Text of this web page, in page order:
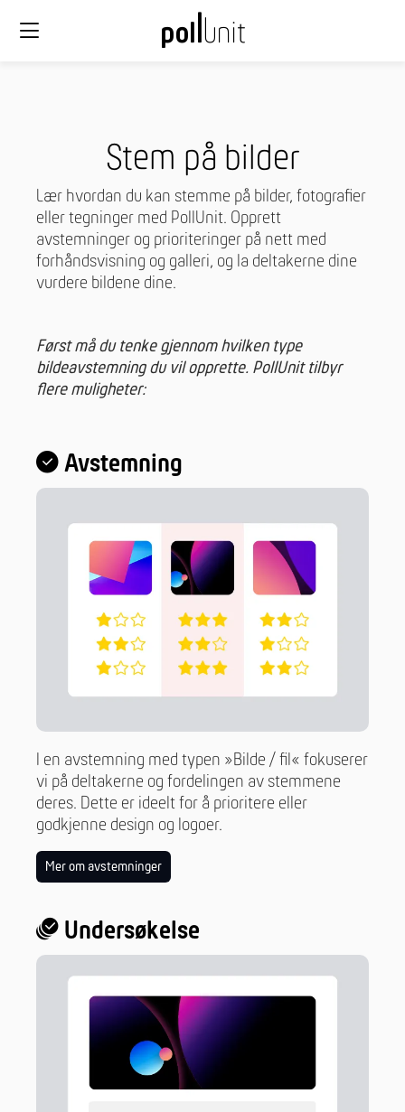
Stem på bilder
Lær hvordan du kan stemme på bilder, fotografier
eller tegninger med PollUnit. Opprett
avstemninger og prioriteringer på nett med
forhåndsvisning og galleri, og la deltakerne dine
vurdere bildene dine.
Først må du tenke gjennom hvilken type
bildeavstemning du vil opprette. PollUnit tilbyr
flere muligheter:
Avstemning
I en avstemning med typen »Bilde / fil« fokuserer
vi på deltakerne og fordelingen av stemmene
deres. Dette er ideelt for å prioritere eller
godkjenne design og logoer.
Mer om avstemninger
Undersøkelse